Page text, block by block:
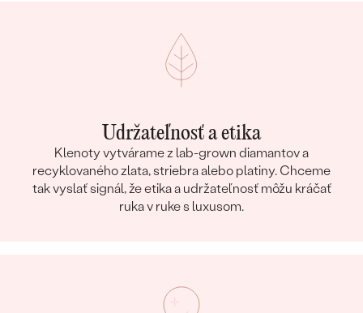
Udržateľnosť a etika
Klenoty vytvárame z lab-grown diamantov a
recyklovaného zlata, striebra alebo platiny. Chceme
tak vyslať signál, že etika a udržateľnosť môžu kráčať
ruka v ruke s luxusom.